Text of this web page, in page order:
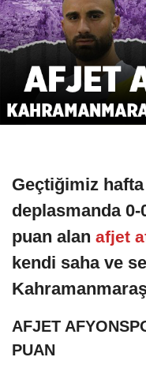
Geçtiğimiz
deplasmanda
puan alan afjet
kendi saha ve
AFJET
PUAN